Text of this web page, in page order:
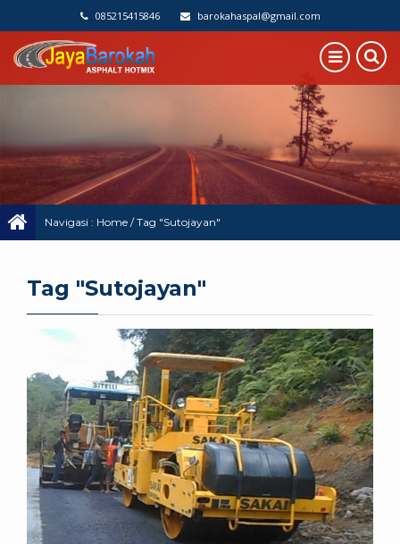
085215415846 barokahaspal@gmail.com
Navigasi : Home /Tag "Sutojayan"
Tag "Sutojayan"